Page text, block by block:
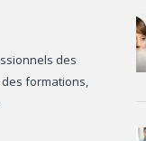
des
formations,